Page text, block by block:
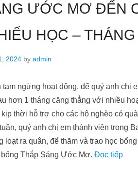
ƯỚC MƠ ĐẾN
HỌC –
2024 by admin
tạm ngừng hoạt động, để quý anh chị
hơn 1 tháng căng thẳng với nhiều
thời hỗ trợ cho các hộ nghèo có
quý anh chị em thành viên trong
loạt ra quân, để thăm và trao học
Thắp Sáng Ước Mơ. Đọc tiếp